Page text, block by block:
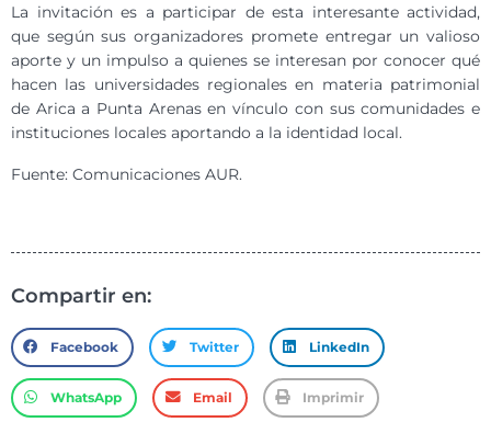
La invitación es a participar de esta interesante actividad,
que según sus organizadores promete entregar un valioso
aporte y un impulso a quienes se interesan por conocer qué
hacen las universidades regionales en materia patrimonial
de Arica a Punta Arenas en vínculo con sus comunidades e
instituciones locales aportando a la identidad local.
Fuente: Comunicaciones AUR.
Compartir en:
Facebook Twitter LinkedIn
WhatsApp Email Imprimir